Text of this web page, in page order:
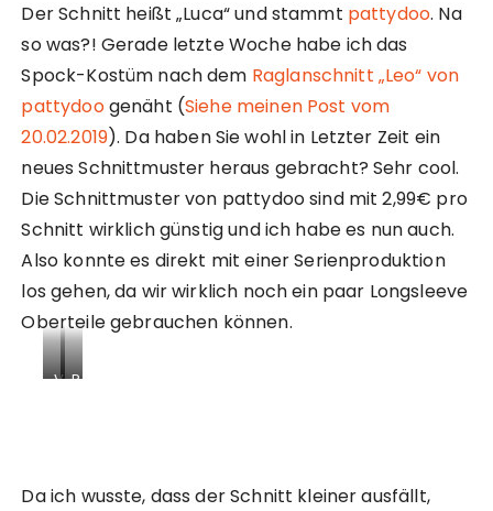
Der Schnitt heißt „Luca“ und stammt pattydoo. Na
so was?! Gerade letzte Woche habe ich das
Spock-Kostüm nach dem Raglanschnitt „Leo“ von
pattydoogenäht (Siehe meinen Post vom
20.02.2019). Da haben Sie wohl in Letzter Zeit ein
neues Schnittmuster heraus gebracht? Sehr cool.
Die Schnittmuster von pattydoo sind mit 2,99€ pro
Schnitt wirklich günstig und ich habe es nun auch.
Also konnte es direkt mit einer Serienproduktion
los gehen, da wir wirklich noch ein paar Longsleeve
Oberteile gebrauchen können.
V
r
R
n
Da ich wusste, dass der Schnitt kleiner ausfällt,